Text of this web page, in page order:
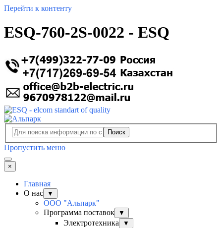
Перейти к контенту
ESQ-760-2S-0022 - ESQ
Поиск
Пропустить меню
×
Главная
О нас
▼
ООО "Альпарк"
Программа поставок
▼
Электротехника ▼